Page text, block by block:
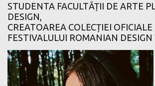
STUDENTA FACULTĂȚII DE ARTE
DESIGN,
CREATOAREA COLECȚIEI
FESTIVALULUI ROMANIAN